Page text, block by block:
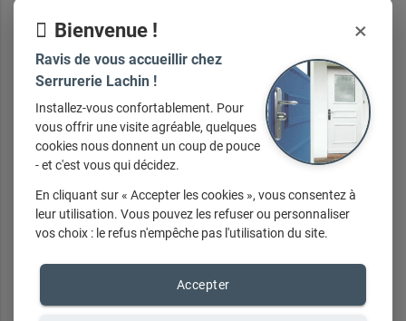
Blocs Portes Appartement
+ d'infos sur demande
Bienvenue ! ×
Ravis de vous accueillir chez
Serrurerie Lachin !
Installez-vous confortablement. Pour
vous offrir une visite agréable, quelques
cookies nous donnent un coup de pouce
- et c'est vous qui décidez.
En cliquant sur « Accepter les cookies », vous consentez à
leur utilisation. Vous pouvez les refuser ou personnaliser
vos choix : le refus n'empêche pas l'utilisation du site.
Accepter